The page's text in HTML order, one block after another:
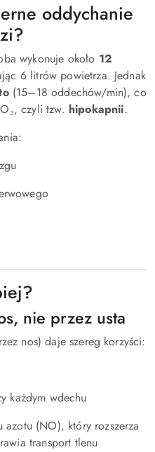
oddychanie
wykonuje około 12
6 litrów powietrza. Jednak
(15–18 oddechów/min), co
czyli tzw. hipokapnii.
nie przez usta
nos) daje szereg korzyści:
każdym wdechu
(NO), który rozszerza
transport tlenu